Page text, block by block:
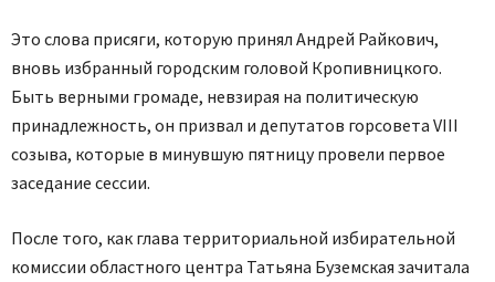
Это слова присяги, которую принял Андрей Райкович,
вновь избранный городским головой Кропивницкого.
Быть верными громаде, невзирая на политическую
принадлежность, он призвал и депутатов горсовета VIII
созыва, которые в минувшую пятницу провели первое
заседание сессии.
После того, как глава территориальной избирательной
комиссии областного центра Татьяна Буземская зачитала